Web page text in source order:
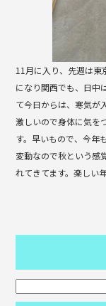
11月に入り、先週は東
になり関西でも、日中
て今日からは、寒気が
激しいので身体に気を
す。早いもので、今年
変動なので秋という感
れてきてます。楽しい